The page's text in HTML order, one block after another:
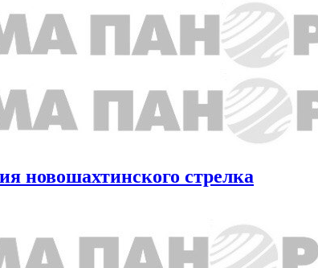
новошахтинского стрелка